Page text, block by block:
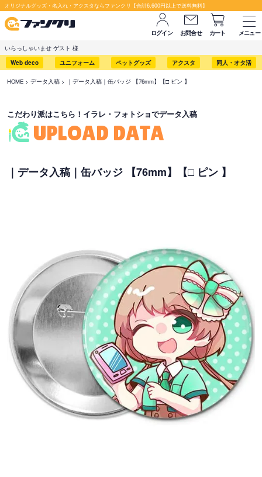
オリジナルグッズ・名入れ・アクスタならファンクリ【合計6,600円以上で送料無料】
ログイン お問合せ カート
メニュー
いらっしゃいませ ゲスト 様
Web deco
ユニフォーム ペットグッズ アクスタ 同人・オタ活
HOME データ入稿 ｜データ入稿｜缶バッジ 【76mm】【□ ピン 】
こだわり派はこちら！イラレ・フォトショでデータ入稿
UPLOAD DATA
｜データ入稿｜缶バッジ 【76mm】【□ ピン 】